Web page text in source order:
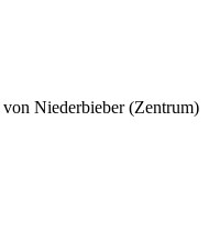
von Niederbieber (Zentrum)